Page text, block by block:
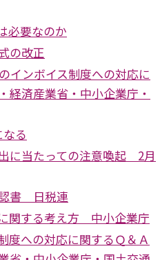
必要なのか
の改正
ンボイス制度への対応に
済産業省・中小企業庁・
る
に当たっての注意喚起 2月
書 日税連
関する考え方 中小企業庁
度への対応に関するＱ＆Ａ